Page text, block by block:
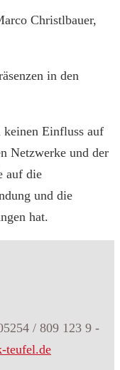
Christlbauer,
in den
keinen Einfluss auf
Netzwerke und der
auf die
und die
hat.
/ 809 123 9 -
teufel.de